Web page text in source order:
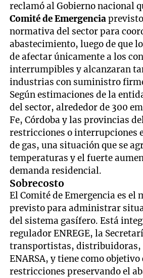
reclamó al Gobierno nacional
Comité de Emergencia
normativa del sector para
abastecimiento, luego de que
de afectar únicamente a los
interrumpibles y alcanzaran
industrias con suministro
Según estimaciones de la
del sector, alrededor de 300
Fe, Córdoba y las provincias
restricciones o interrupciones
de gas, una situación que se
temperaturas y el fuerte
demanda residencial.
Sobrecosto
El Comité de Emergencia es el
previsto para administrar
del sistema gasífero. Está
regulador ENREGE, la
transportistas, distribuidoras,
ENARSA, y tiene como
restricciones preservando el